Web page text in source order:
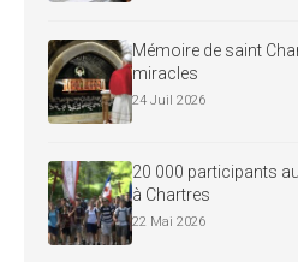
Mémoire de saint
miracles
24 Juil 2026
20 000 participants
à Chartres
22 Mai 2026